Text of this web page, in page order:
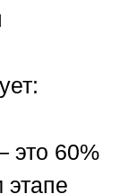
это 60%
этапе